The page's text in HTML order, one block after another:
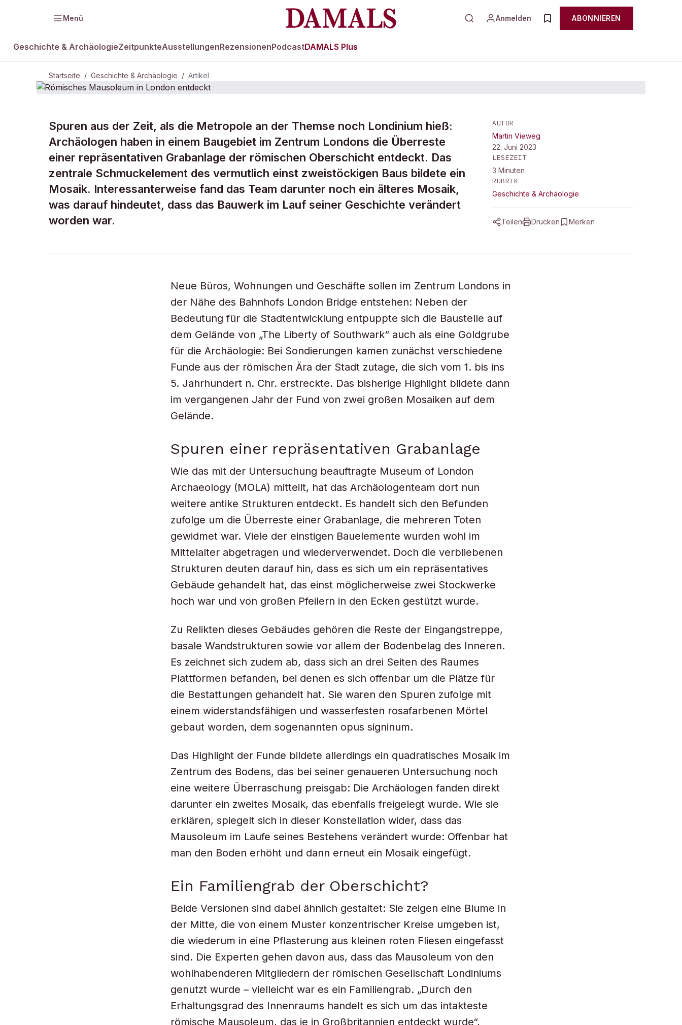
Menü Anmelden ABONNIEREN
Geschichte & ArchäologieZeitpunkteAusstellungenRezensionenPodcastDAMALS Plus
Startseite / Geschichte & Archäologie / Artikel
GESCHICHTE & ARCHÄOLOGIE
Römisches Mausoleum in London
entdeckt
Spuren aus der Zeit, als die Metropole an der Themse noch Londinium hieß:
Archäologen haben in einem Baugebiet im Zentrum Londons die Überreste
einer repräsentativen Grabanlage der römischen Oberschicht entdeckt. Das
zentrale Schmuckelement des vermutlich einst zweistöckigen Baus bildete ein
Mosaik. Interessanterweise fand das Team darunter noch ein älteres Mosaik,
was darauf hindeutet, dass das Bauwerk im Lauf seiner Geschichte verändert
worden war.
AUTOR
Martin Vieweg
22. Juni 2023
LESEZEIT
3 Minuten
RUBRIK
Geschichte & Archäologie
Teilen Drucken Merken
Neue Büros, Wohnungen und Geschäfte sollen im Zentrum Londons in
der Nähe des Bahnhofs London Bridge entstehen: Neben der
Bedeutung für die Stadtentwicklung entpuppte sich die Baustelle auf
dem Gelände von „The Liberty of Southwark“ auch als eine Goldgrube
für die Archäologie: Bei Sondierungen kamen zunächst verschiedene
Funde aus der römischen Ära der Stadt zutage, die sich vom 1. bis ins
5. Jahrhundert n. Chr. erstreckte. Das bisherige Highlight bildete dann
im vergangenen Jahr der Fund von zwei großen Mosaiken auf dem
Gelände.
Spuren einer repräsentativen Grabanlage
Wie das mit der Untersuchung beauftragte Museum of London
Archaeology (MOLA) mitteilt, hat das Archäologenteam dort nun
weitere antike Strukturen entdeckt. Es handelt sich den Befunden
zufolge um die Überreste einer Grabanlage, die mehreren Toten
gewidmet war. Viele der einstigen Bauelemente wurden wohl im
Mittelalter abgetragen und wiederverwendet. Doch die verbliebenen
Strukturen deuten darauf hin, dass es sich um ein repräsentatives
Gebäude gehandelt hat, das einst möglicherweise zwei Stockwerke
hoch war und von großen Pfeilern in den Ecken gestützt wurde.
Zu Relikten dieses Gebäudes gehören die Reste der Eingangstreppe,
basale Wandstrukturen sowie vor allem der Bodenbelag des Inneren.
Es zeichnet sich zudem ab, dass sich an drei Seiten des Raumes
Plattformen befanden, bei denen es sich offenbar um die Plätze für
die Bestattungen gehandelt hat. Sie waren den Spuren zufolge mit
einem widerstandsfähigen und wasserfesten rosafarbenen Mörtel
gebaut worden, dem sogenannten opus signinum.
Das Highlight der Funde bildete allerdings ein quadratisches Mosaik im
Zentrum des Bodens, das bei seiner genaueren Untersuchung noch
eine weitere Überraschung preisgab: Die Archäologen fanden direkt
darunter ein zweites Mosaik, das ebenfalls freigelegt wurde. Wie sie
erklären, spiegelt sich in dieser Konstellation wider, dass das
Mausoleum im Laufe seines Bestehens verändert wurde: Offenbar hat
man den Boden erhöht und dann erneut ein Mosaik eingefügt.
Ein Familiengrab der Oberschicht?
Beide Versionen sind dabei ähnlich gestaltet: Sie zeigen eine Blume in
der Mitte, die von einem Muster konzentrischer Kreise umgeben ist,
die wiederum in eine Pflasterung aus kleinen roten Fliesen eingefasst
sind. Die Experten gehen davon aus, dass das Mausoleum von den
wohlhabenderen Mitgliedern der römischen Gesellschaft Londiniums
genutzt wurde – vielleicht war es ein Familiengrab. „Durch den
Erhaltungsgrad des Innenraums handelt es sich um das intakteste
römische Mausoleum, das je in Großbritannien entdeckt wurde“,